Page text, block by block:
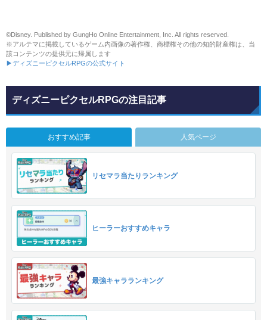
©Disney. Published by GungHo Online Entertainment, Inc. All rights reserved.
※アルテマに掲載しているゲーム内画像の著作権、商標権その他の知的財産権は、当
該コンテンツの提供元に帰属します
▶ディズニーピクセルRPGの公式サイト
ディズニーピクセルRPGの注目記事
おすすめ記事 人気ページ
リセマラ当たりランキング
ヒーラーおすすめキャラ
最強キャラランキング